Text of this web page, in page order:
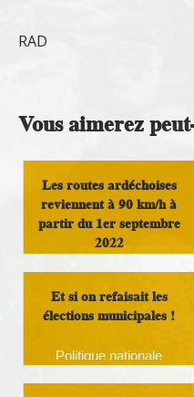
RAD
Vous aimerez
Les routes ardéchoises
reviennent à 90 km/h à
partir du 1er septembre
2022
Et si on refaisait les
élections municipales !
Politique nationale